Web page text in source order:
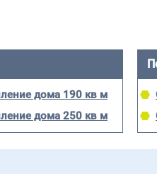
дома 190 кв м
дома 250 кв м